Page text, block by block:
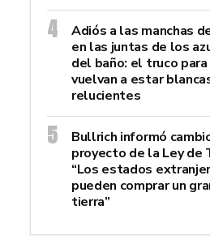
Adiós a las manchas
en las juntas de los
del baño: el truco para
vuelvan a estar
relucientes
Bullrich informó
proyecto de la Ley de
“Los estados
pueden comprar un
tierra”